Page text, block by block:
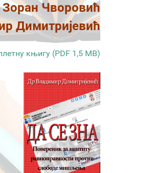
Чворовић
Димитријевић
књигу (PDF 1,5 MB)